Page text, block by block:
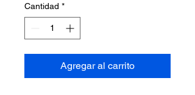
Cantidad *
Agregar al carrito